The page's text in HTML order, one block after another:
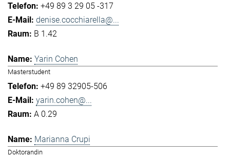
+49 89 3 29 05 -317
denise.cocchiarella@...
B 1.42
Yarin Cohen
Masterstudent
+49 89 32905-506
yarin.cohen@...
A 0.29
Marianna Crupi
Doktorandin